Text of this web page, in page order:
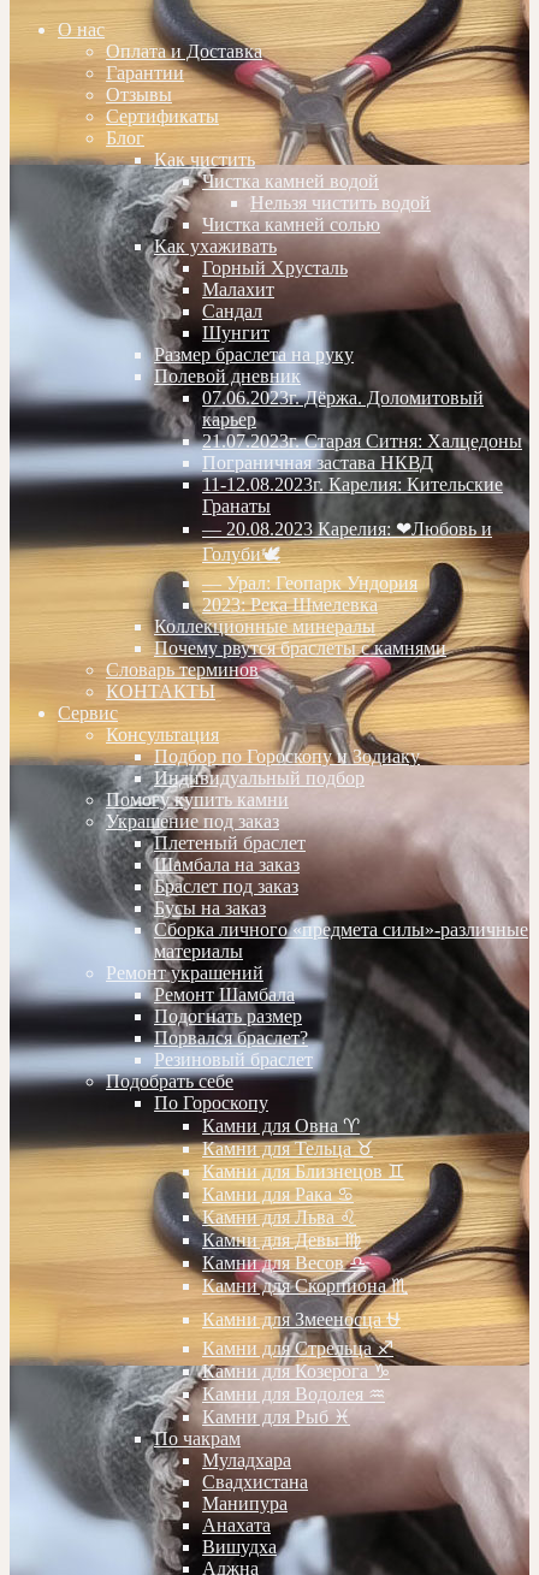
О нас
Оплата и Доставка
Гарантии
Отзывы
Сертификаты
Блог
Как чистить
Чистка камней водой
Нельзя чистить водой
Чистка камней солью
Как ухаживать
Горный Хрусталь
Малахит
Сандал
Шунгит
Размер браслета на руку
Полевой дневник
07.06.2023г. Дёржа. Доломитовый
карьер
21.07.2023г. Старая Ситня: Халцедоны
Пограничная застава НКВД
11-12.08.2023г. Карелия: Кительские
Гранаты
— 20.08.2023 Карелия: ❤Любовь и
Голуби🕊
— Урал: Геопарк Ундория
2023: Река Шмелевка
Коллекционные минералы
Почему рвутся браслеты с камнями
Словарь терминов
КОНТАКТЫ
Сервис
Консультация
Подбор по Гороскопу и Зодиаку
Индивидуальный подбор
Помогу купить камни
Украшение под заказ
Плетеный браслет
Шамбала на заказ
Браслет под заказ
Бусы на заказ
Сборка личного «предмета силы»-различные
материалы
Ремонт украшений
Ремонт Шамбала
Подогнать размер
Порвался браслет?
Резиновый браслет
Подобрать себе
По Гороскопу
Камни для Овна ♈️
Камни для Тельца ♉️
Камни для Близнецов ♊️
Камни для Рака ♋️
Камни для Льва ♌️
Камни для Девы ♍️
Камни для Весов ♎️
Камни для Скорпиона ♏️
Камни для Змееносца ⛎
Камни для Стрельца ♐️
Камни для Козерога ♑️
Камни для Водолея ♒️
Камни для Рыб ♓️
По чакрам
Муладхара
Свадхистана
Манипура
Анахата
Вишудха
Аджна